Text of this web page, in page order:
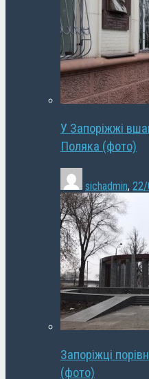
У Запоріжжі
Поляка (фото)
sichadmin,
Запоріжці
(фото)